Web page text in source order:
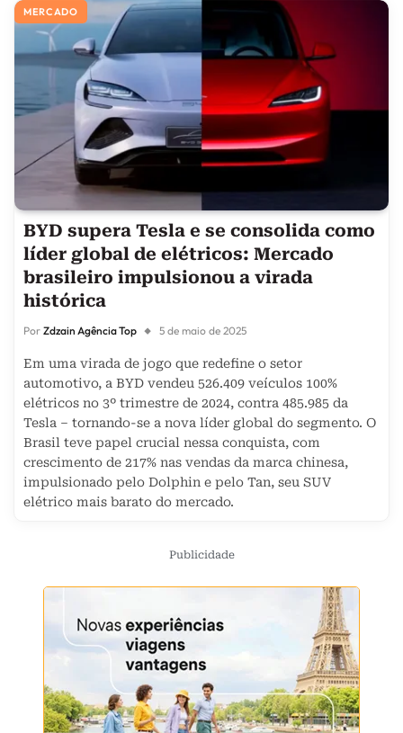
MERCADO
BYD supera Tesla e se consolida como
líder global de elétricos: Mercado
brasileiro impulsionou a virada
histórica
Por Zdzain Agência Top 5 de maio de 2025
Em uma virada de jogo que redefine o setor
automotivo, a BYD vendeu 526.409 veículos 100%
elétricos no 3º trimestre de 2024, contra 485.985 da
Tesla – tornando-se a nova líder global do segmento. O
Brasil teve papel crucial nessa conquista, com
crescimento de 217% nas vendas da marca chinesa,
impulsionado pelo Dolphin e pelo Tan, seu SUV
elétrico mais barato do mercado.
Publicidade